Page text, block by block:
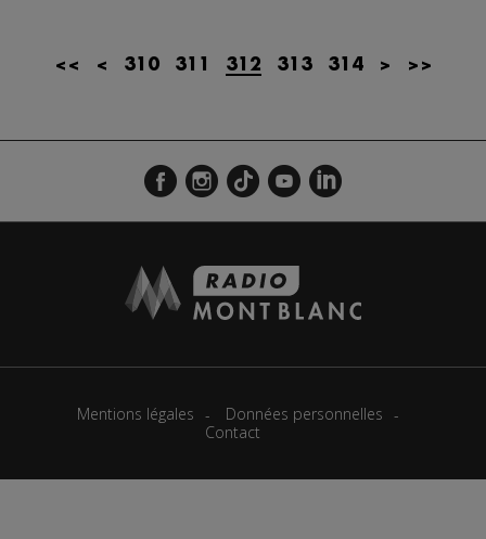
<< < 310 311 312 313 314 > >>
Mentions légales
Données personnelles
Contact